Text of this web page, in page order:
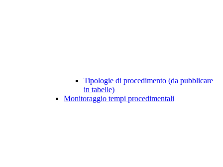
Tipologie di procedimento (da pubblicare
in tabelle)
Monitoraggio tempi procedimentali